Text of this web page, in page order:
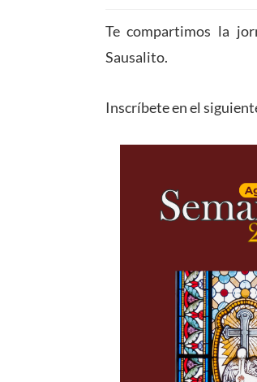
Te compartimos la
Sausalito.
Inscríbete en el